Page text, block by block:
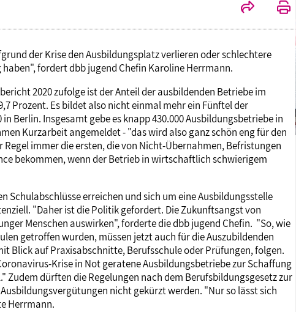
der Krise den Ausbildungsplatz verlieren oder schlechtere
fordert dbb jugend Chefin Karoline Herrmann.
2020 zufolge ist der Anteil der ausbildenden Betriebe im
Prozent. Es bildet also nicht einmal mehr ein Fünftel der
Berlin. Insgesamt gebe es knapp 430.000 Ausbildungsbetriebe in
Kurzarbeit angemeldet - "das wird also ganz schön eng für den
immer die ersten, die von Nicht-Übernahmen, Befristungen
bekommen, wenn der Betrieb in wirtschaftlich schwierigem
Schulabschlüsse erreichen und sich um eine Ausbildungsstelle
"Daher ist die Politik gefordert. Die Zukunftsangst von
Menschen auswirken", forderte die dbb jugend Chefin. "So, wie
getroffen wurden, müssen jetzt auch für die Auszubildenden
Blick auf Praxisabschnitte, Berufsschule oder Prüfungen, folgen.
Krise in Not geratene Ausbildungsbetriebe zur Schaffung
dürften die Regelungen nach dem Berufsbildungsgesetz zur
nicht gekürzt werden. "Nur so lässt sich
Herrmann.